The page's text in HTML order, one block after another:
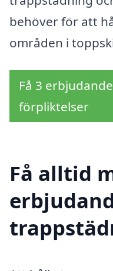
behöver för att
områden i
Få 3
förpliktelser
Få alltid